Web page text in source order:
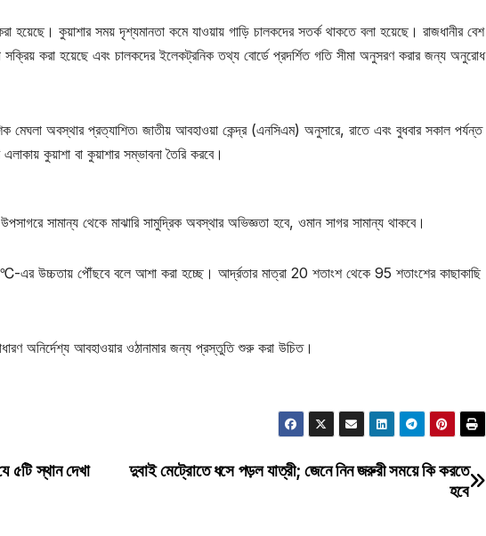
হয়েছে। কুয়াশার সময় দৃশ্যমানতা কমে যাওয়ায় গাড়ি চালকদের সতর্ক থাকতে বলা হয়েছে। রাজধানীর বেশ
করা হয়েছে এবং চালকদের ইলেকট্রনিক তথ্য বোর্ডে প্রদর্শিত গতি সীমা অনুসরণ করার জন্য অনুরোধ
মেঘলা অবস্থার প্রত্যাশিত৷ জাতীয় আবহাওয়া কেন্দ্র (এনসিএম) অনুসারে, রাতে এবং বুধবার সকাল পর্যন্ত
কুয়াশা বা কুয়াশার সম্ভাবনা তৈরি করবে।
সামান্য থেকে মাঝারি সামুদ্রিক অবস্থার অভিজ্ঞতা হবে, ওমান সাগর সামান্য থাকবে।
উচ্চতায় পৌঁছবে বলে আশা করা হচ্ছে। আর্দ্রতার মাত্রা 20 শতাংশ থেকে 95 শতাংশের কাছাকাছি
অনির্দেশ্য আবহাওয়ার ওঠানামার জন্য প্রস্তুতি শুরু করা উচিত।
দুবাই মেট্রোতে ধসে পড়ল যাত্রী; জেনে নিন জরুরী সময়ে কি করতে
হবে
৫টি স্থান দেখা